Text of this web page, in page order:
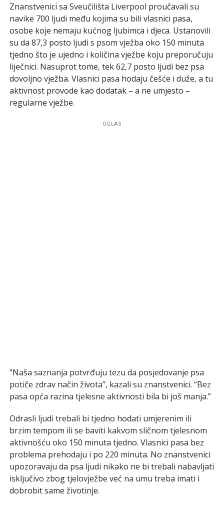
Znanstvenici sa Sveučilišta Liverpool proučavali su
navike 700 ljudi među kojima su bili vlasnici pasa,
osobe koje nemaju kućnog ljubimca i djeca. Ustanovili
su da 87,3 posto ljudi s psom vježba oko 150 minuta
tjedno što je ujedno i količina vježbe koju preporučuju
liječnici. Nasuprot tome, tek 62,7 posto ljudi bez psa
dovoljno vježba. Vlasnici pasa hodaju češće i duže, a tu
aktivnost provode kao dodatak – a ne umjesto –
regularne vježbe.
OGLAS
“Naša saznanja potvrđuju tezu da posjedovanje psa
potiče zdrav način života”, kazali su znanstvenici. “Bez
pasa opća razina tjelesne aktivnosti bila bi još manja.”
Odrasli ljudi trebali bi tjedno hodati umjerenim ili
brzim tempom ili se baviti kakvom sličnom tjelesnom
aktivnošću oko 150 minuta tjedno. Vlasnici pasa bez
problema prehodaju i po 220 minuta. No znanstvenici
upozoravaju da psa ljudi nikako ne bi trebali nabavljati
isključivo zbog tjelovježbe već na umu treba imati i
dobrobit same životinje.